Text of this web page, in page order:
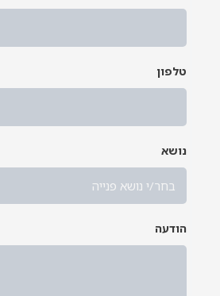
טלפון
נושא
הודעה